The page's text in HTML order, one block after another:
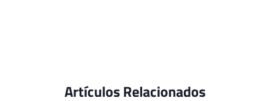
Artículos Relacionados